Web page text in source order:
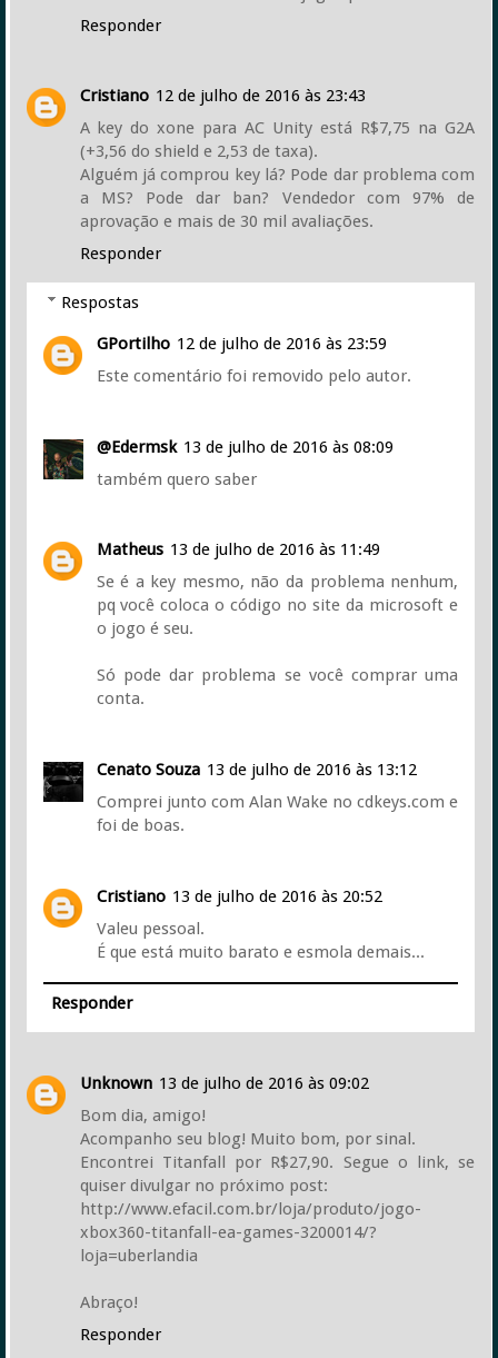
Responder
Cristiano 12 de julho de 2016 às 23:43
A key do xone para AC Unity está R$7,75 na G2A
(+3,56 do shield e 2,53 de taxa).
Alguém já comprou key lá? Pode dar problema com
a MS? Pode dar ban? Vendedor com 97% de
aprovação e mais de 30 mil avaliações.
Responder
Respostas
GPortilho 12 de julho de 2016 às 23:59
Este comentário foi removido pelo autor.
@Edermsk 13 de julho de 2016 às 08:09
também quero saber
Matheus 13 de julho de 2016 às 11:49
Se é a key mesmo, não da problema nenhum,
pq você coloca o código no site da microsoft e
o jogo é seu.
Só pode dar problema se você comprar uma
conta.
Cenato Souza 13 de julho de 2016 às 13:12
Comprei junto com Alan Wake no cdkeys.com e
foi de boas.
Cristiano 13 de julho de 2016 às 20:52
Valeu pessoal.
É que está muito barato e esmola demais...
Responder
Unknown 13 de julho de 2016 às 09:02
Bom dia, amigo!
Acompanho seu blog! Muito bom, por sinal.
Encontrei Titanfall por R$27,90. Segue o link, se
quiser divulgar no próximo post:
http://www.efacil.com.br/loja/produto/jogo-
xbox360-titanfall-ea-games-3200014/?
loja=uberlandia
Abraço!
Responder